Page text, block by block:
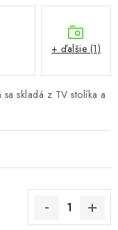
skladá z TV stolíka a
+ ďalšie (1)